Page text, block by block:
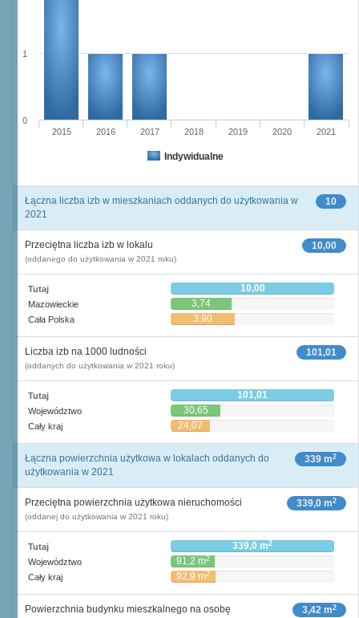
Indywidualne
2015 2016 2017 2018 2019 2020 2021
0
1
10
Łączna liczba izb w mieszkaniach oddanych do użytkowania w
2021
10,00
Przeciętna liczba izb w lokalu
(oddanego do użytkowania w 2021 roku)
Tutaj 10,00
Mazowieckie 3,74
Cała Polska 3,90
101,01
Liczba izb na 1000 ludności
(oddanych do użytkowania w 2021 roku)
Tutaj 101,01
Województwo 30,65
Cały kraj 24,07
339 m2
Łączna powierzchnia użytkowa w lokalach oddanych do
użytkowania w 2021
339,0 m2
Przeciętna powierzchnia użytkowa nieruchomości
(oddanej do użytkowania w 2021 roku)
Tutaj 339,0 m2
Województwo 91,2 m2
Cały kraj 92,9 m2
3,42 m2
Powierzchnia budynku mieszkalnego na osobę